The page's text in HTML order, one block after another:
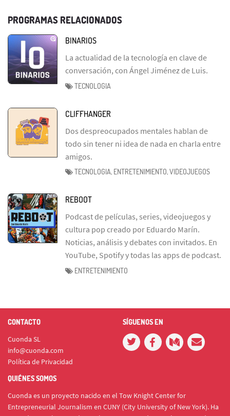
PROGRAMAS RELACIONADOS
BINARIOS
La actualidad de la tecnología en clave de
conversación, con Ángel Jiménez de Luis.
TECNOLOGIA
CLIFFHANGER
Dos despreocupados mentales hablan de
todo sin tener ni idea de nada en charla entre
amigos.
TECNOLOGIA, ENTRETENIMIENTO, VIDEOJUEGOS
REBOOT
Podcast de películas, series, videojuegos y
cultura pop creado por Eduardo Marín.
Noticias, análisis y debates con invitados. En
YouTube, Spotify y todas las apps de podcast.
ENTRETENIMIENTO
CONTACTO
Cuonda SL
info@cuonda.com
Política de Privacidad
SÍGUENOS EN
QUIÉNES SOMOS
Cuonda es un proyecto nacido en el Tow Knight Center for
Entrepreneurial Journalism en CUNY (City University of New York). Ha